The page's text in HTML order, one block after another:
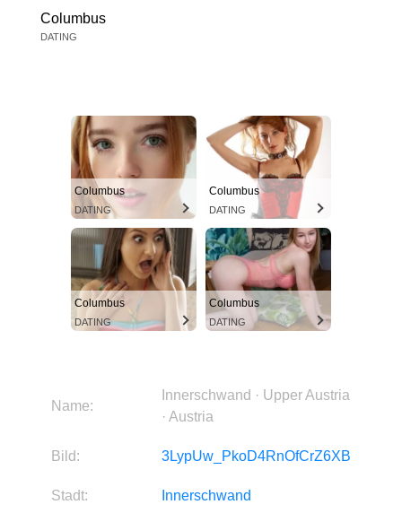
Columbus
DATING
Columbus
DATING
Columbus
DATING
Columbus
DATING
Columbus
DATING
Name:
Innerschwand · Upper Austria
· Austria
Bild: 3LypUw_PkoD4RnOfCrZ6XB
Stadt: Innerschwand